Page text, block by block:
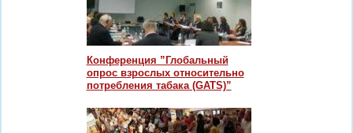
Конференция ”Глобальный
опрос взрослых относительно
потребления табака (GATS)”